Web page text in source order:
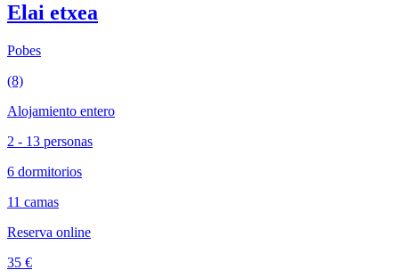
Elai etxea
Pobes
(8)
Alojamiento entero
2 - 13 personas
6 dormitorios
11 camas
Reserva online
35 €